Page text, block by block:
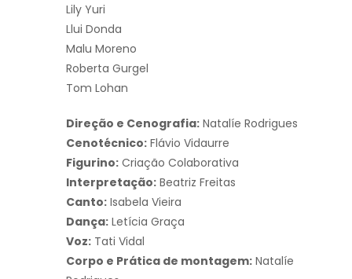
Lily Yuri
Llui Donda
Malu Moreno
Roberta Gurgel
Tom Lohan
Direção e Cenografia: Natalíe Rodrigues
Cenotécnico: Flávio Vidaurre
Figurino: Criação Colaborativa
Interpretação: Beatriz Freitas
Canto: Isabela Vieira
Dança: Letícia Graça
Voz: Tati Vidal
Corpo e Prática de montagem: Natalíe